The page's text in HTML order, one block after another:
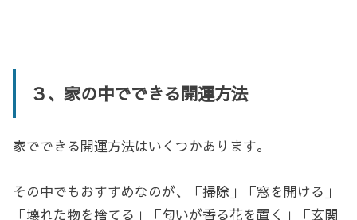
３、家の中でできる開運方法
家でできる開運方法はいくつかあります。
その中でもおすすめなのが、「掃除」「窓を開ける」
「壊れた物を捨てる」「匂いが香る花を置く」「玄関